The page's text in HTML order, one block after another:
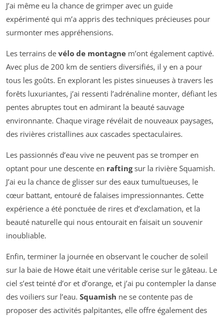
J’ai même eu la chance de grimper avec un guide
expérimenté qui m’a appris des techniques précieuses pour
surmonter mes appréhensions.
Les terrains de vélo de montagne m’ont également captivé.
Avec plus de 200 km de sentiers diversifiés, il y en a pour
tous les goûts. En explorant les pistes sinueuses à travers les
forêts luxuriantes, j’ai ressenti l’adrénaline monter, défiant les
pentes abruptes tout en admirant la beauté sauvage
environnante. Chaque virage révélait de nouveaux paysages,
des rivières cristallines aux cascades spectaculaires.
Les passionnés d’eau vive ne peuvent pas se tromper en
optant pour une descente en raftingsur la rivière Squamish.
J’ai eu la chance de glisser sur des eaux tumultueuses, le
cœur battant, entouré de falaises impressionnantes. Cette
expérience a été ponctuée de rires et d’exclamation, et la
beauté naturelle qui nous entourait en faisait un souvenir
inoubliable.
Enfin, terminer la journée en observant le coucher de soleil
sur la baie de Howe était une véritable cerise sur le gâteau. Le
ciel s’est teinté d’or et d’orange, et j’ai pu contempler la danse
des voiliers sur l’eau. Squamish ne se contente pas de
proposer des activités palpitantes, elle offre également des